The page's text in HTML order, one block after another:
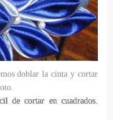
doblar la cinta y cortar
de cortar en cuadrados.